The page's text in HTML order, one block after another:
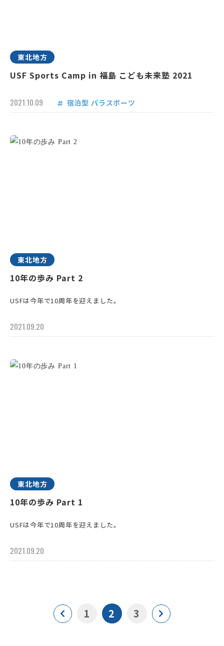
東北地方
USF Sports Camp in 福島 こども未来塾 2021
2021.10.09 宿泊型 パラスポーツ
東北地方
10年の歩み Part 2
USFは今年で10周年を迎えました。
2021.09.20
東北地方
10年の歩み Part 1
USFは今年で10周年を迎えました。
2021.09.20
1 2 3